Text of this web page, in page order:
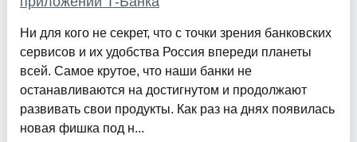
Ни для кого не секрет, что с точки зрения банковских
сервисов и их удобства Россия впереди планеты
всей. Самое крутое, что наши банки не
останавливаются на достигнутом и продолжают
развивать свои продукты. Как раз на днях появилась
новая фишка под н...